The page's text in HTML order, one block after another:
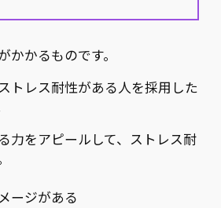
かかるものです。
トレス耐性がある人を採用した
力をアピールして、ストレス耐
ージがある